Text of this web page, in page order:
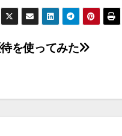
を使ってみた